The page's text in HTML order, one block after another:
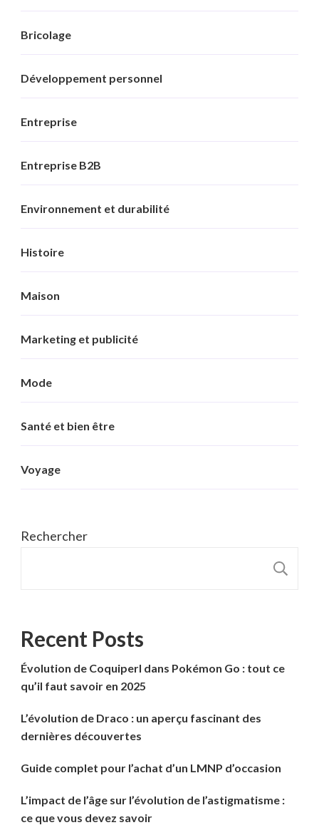
Bricolage
Développement personnel
Entreprise
Entreprise B2B
Environnement et durabilité
Histoire
Maison
Marketing et publicité
Mode
Santé et bien être
Voyage
Rechercher
Recent Posts
Évolution de Coquiperl dans Pokémon Go : tout ce
qu’il faut savoir en 2025
L’évolution de Draco : un aperçu fascinant des
dernières découvertes
Guide complet pour l’achat d’un LMNP d’occasion
L’impact de l’âge sur l’évolution de l’astigmatisme :
ce que vous devez savoir